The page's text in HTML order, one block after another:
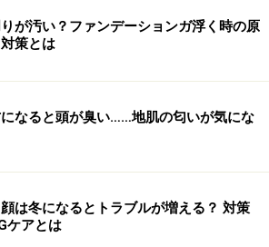
アイシャドウ
こちら
1 BB クリーム アイシャドウ
eye/5in1.html
効果もあるクリームアイシャドウな
塗るとコンシーラにも！シワっぽく
バーして、目元を明るくしてくれま
が汚い？ファンデーションガ浮く時の原
策とは
なると頭が臭い……地肌の匂いが気にな
は冬になるとトラブルが増える？ 対策
ケアとは